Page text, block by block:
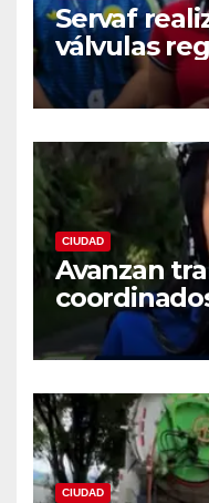
Servaf
válvulas
fortalecer
acueducto
CIUDAD
Avanzan
las obras
en
CIUDAD